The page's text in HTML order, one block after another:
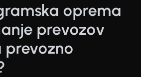
oprema
prevozov
prevozno